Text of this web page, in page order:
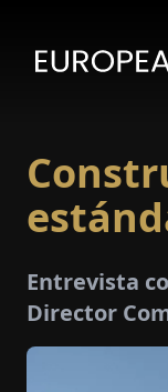
Entrevista
Director